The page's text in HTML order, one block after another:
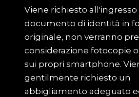
Viene richiesto
documento di identità in
originale, non verranno
considerazione fotocopie
sui propri smartphone.
gentilmente richiesto un
abbigliamento adeguato